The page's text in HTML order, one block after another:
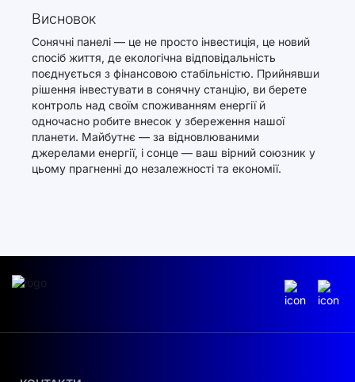
Висновок
Сонячні панелі — це не просто інвестиція, це новий
спосіб життя, де екологічна відповідальність
поєднується з фінансовою стабільністю. Прийнявши
рішення інвестувати в сонячну станцію, ви берете
контроль над своїм споживанням енергії й
одночасно робите внесок у збереження нашої
планети. Майбутнє — за відновлюваними
джерелами енергії, і сонце — ваш вірний союзник у
цьому прагненні до незалежності та економії.